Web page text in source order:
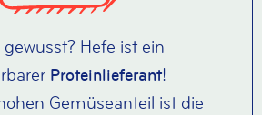
gewusst? Hefe ist ein
Proteinlieferant!
Gemüseanteil ist die